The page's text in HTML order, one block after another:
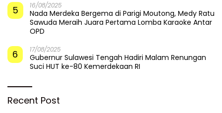
5 16/08/2025
Nada Merdeka Bergema di Parigi Moutong, Medy Ratu
Sawuda Meraih Juara Pertama Lomba Karaoke Antar
OPD
6 17/08/2025
Gubernur Sulawesi Tengah Hadiri Malam Renungan
Suci HUT ke-80 Kemerdekaan RI
Recent Post